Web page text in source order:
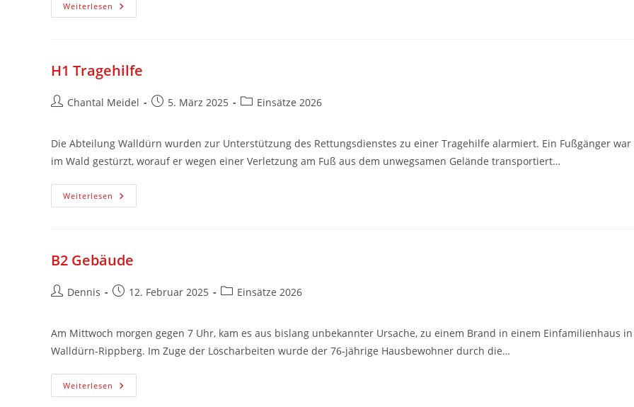
Weiterlesen
H1 Tragehilfe
Chantal Meidel 5. März 2025 Einsätze 2026
Die Abteilung Walldürn wurden zur Unterstützung des Rettungsdienstes zu einer Tragehilfe alarmiert. Ein Fußgänger war
im Wald gestürzt, worauf er wegen einer Verletzung am Fuß aus dem unwegsamen Gelände transportiert…
Weiterlesen
B2 Gebäude
Dennis 12. Februar 2025 Einsätze 2026
Am Mittwoch morgen gegen 7 Uhr, kam es aus bislang unbekannter Ursache, zu einem Brand in einem Einfamilienhaus in
Walldürn-Rippberg. Im Zuge der Löscharbeiten wurde der 76-jährige Hausbewohner durch die…
Weiterlesen